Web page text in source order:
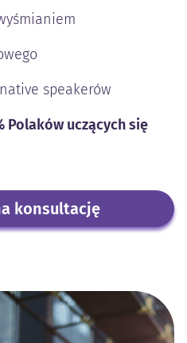
speakerów
Polaków uczących się
konsultację